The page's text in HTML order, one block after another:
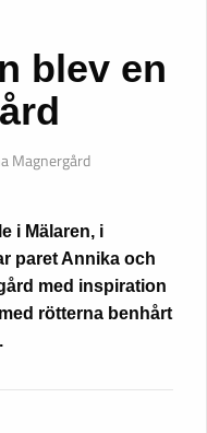
blev en
Magnergård
i Mälaren, i
paret Annika och
med inspiration
rötterna benhårt